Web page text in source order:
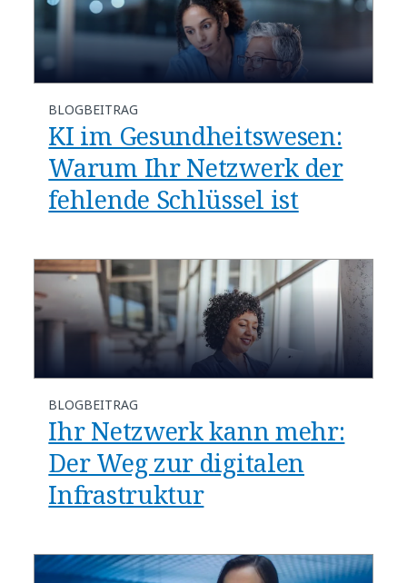
BLOGBEITRAG
​​KI im Gesundheitswesen:
Warum Ihr Netzwerk der
fehlende Schlüssel ist​
BLOGBEITRAG
Ihr Netzwerk kann mehr:
Der Weg zur digitalen
Infrastruktur